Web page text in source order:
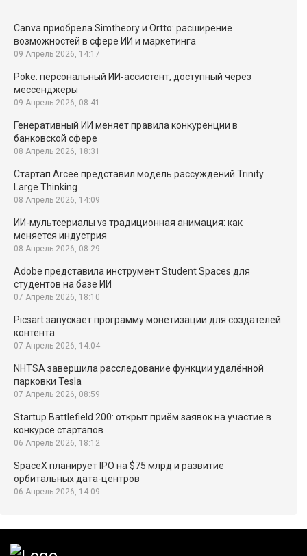
Canva приобрела Simtheory и Ortto: расширение
возможностей в сфере ИИ и маркетинга
09 Апрель 2026, 14:17
Poke: персональный ИИ‑ассистент, доступный через
мессенджеры
09 Апрель 2026, 08:41
Генеративный ИИ меняет правила конкуренции в
банковской сфере
08 Апрель 2026, 18:31
Стартап Arcee представил модель рассуждений Trinity
Large Thinking
08 Апрель 2026, 14:09
ИИ-мультсериалы vs традиционная анимация: как
меняется индустрия
08 Апрель 2026, 08:29
Adobe представила инструмент Student Spaces для
студентов на базе ИИ
07 Апрель 2026, 18:10
Picsart запускает программу монетизации для создателей
контента
07 Апрель 2026, 14:04
NHTSA завершила расследование функции удалённой
парковки Tesla
07 Апрель 2026, 08:59
Startup Battlefield 200: открыт приём заявок на участие в
конкурсе стартапов
06 Апрель 2026, 18:12
SpaceX планирует IPO на $75 млрд и развитие
орбитальных дата-центров
06 Апрель 2026, 14:09